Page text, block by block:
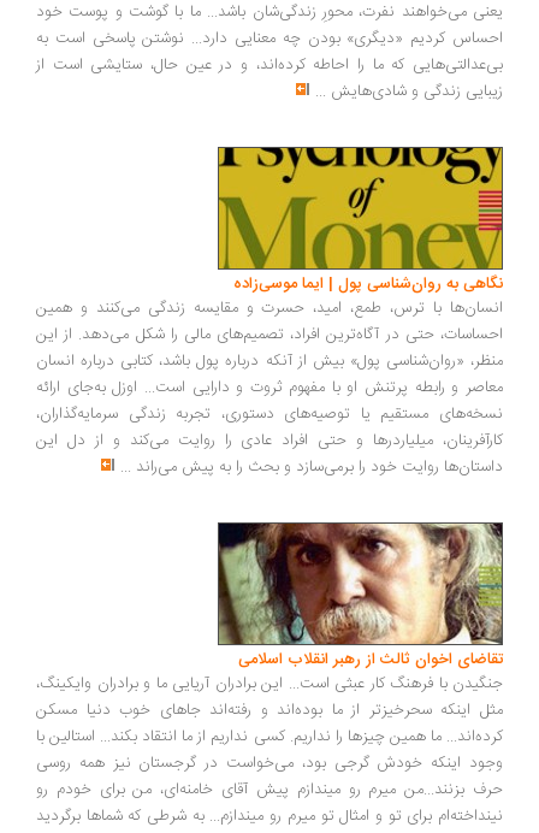
یعنی می‌خواهند نفرت، محورِ زندگی‌شان باشد... ما با گوشت و پوست خود
احساس کردیم «دیگری» بودن چه معنایی دارد... نوشتن پاسخی است به
بی‌عدالتی‌هایی که ما را احاطه کرده‌اند، و در عین حال، ستایشی است از
زیبایی زندگی و شادی‌هایش ...
نگاهی به روان‌شناسی پول | ایما موسی‌زاده
انسان‌ها با ترس، طمع، امید، حسرت و مقایسه زندگی می‌کنند و همین
احساسات، حتی در آگاه‌ترین افراد، تصمیم‌های مالی را شکل می‌دهد. از این
منظر، «روان‌شناسی پول» بیش از آنکه درباره پول باشد، کتابی درباره انسان
معاصر و رابطه پرتنش او با مفهوم ثروت و دارایی است... اوزل به‌جای ارائه
نسخه‌های مستقیم یا توصیه‌های دستوری، تجربه زندگی سرمایه‌گذاران،
کارآفرینان، میلیاردرها و حتی افراد عادی را روایت می‌کند و از دل این
داستان‌ها روایت خود را برمی‌سازد و بحث را به پیش می‌راند ...
تقاضای اخوان ثالث از رهبر انقلاب اسلامی
جنگیدن با فرهنگ کار عبثی است... این برادران آریایی ما و برادران وایکینگ،
مثل اینکه سحرخیزتر از ما بوده‌اند و رفته‌اند جاهای خوب دنیا مسکن
کرده‌اند... ما همین چیزها را نداریم. کسی نداریم از ما انتقاد بکند... استالین با
وجود اینکه خودش گرجی بود، می‌خواست در گرجستان نیز همه روسی
حرف بزنند...من میرم رو میندازم پیش آقای خامنه‌ای، من برای خودم رو
نینداخته‌ام برای تو و امثال تو میرم رو میندازم... به شرطی که شماها برگردید